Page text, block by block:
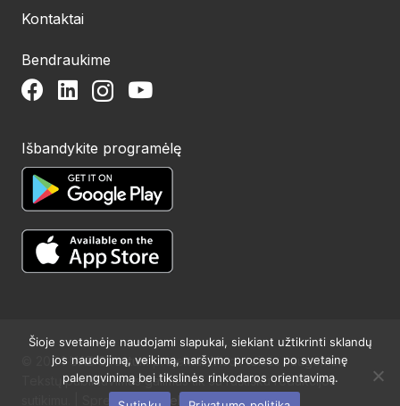
Kontaktai
Bendraukime
Išbandykite programėlę
© 2024 UAB Structum projektai. Visos teisės saugomos.
Tekstų publikavimas galimas tik su raštišku redakcijos
sutikimu. | Sprendimas:Websty
Šioje svetainėje naudojami slapukai, siekiant užtikrinti sklandų
jos naudojimą, veikimą, naršymo proceso po svetainę
palengvinimą bei tikslinės rinkodaros orientavimą.